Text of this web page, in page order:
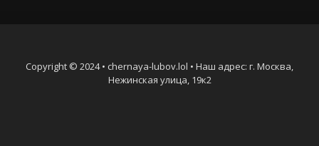
Copyright © 2024 • chernaya-lubov.lol • Наш адрес: г. Москва,
Нежинская улица, 19к2